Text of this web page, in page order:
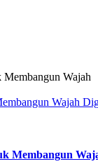
Wajah
Membangun